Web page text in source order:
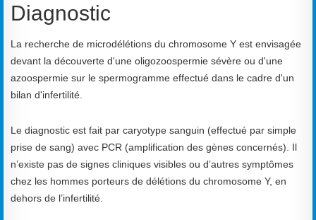
Diagnostic
La recherche de microdélétions du chromosome Y est envisagée
devant la découverte d'une oligozoospermie sévère ou d'une
azoospermie sur le spermogramme effectué dans le cadre d'un
bilan d'infertilité.
Le diagnostic est fait par caryotype sanguin (effectué par simple
prise de sang) avec PCR (amplification des gènes concernés). Il
n’existe pas de signes cliniques visibles ou d’autres symptômes
chez les hommes porteurs de délétions du chromosome Y, en
dehors de l’infertilité.